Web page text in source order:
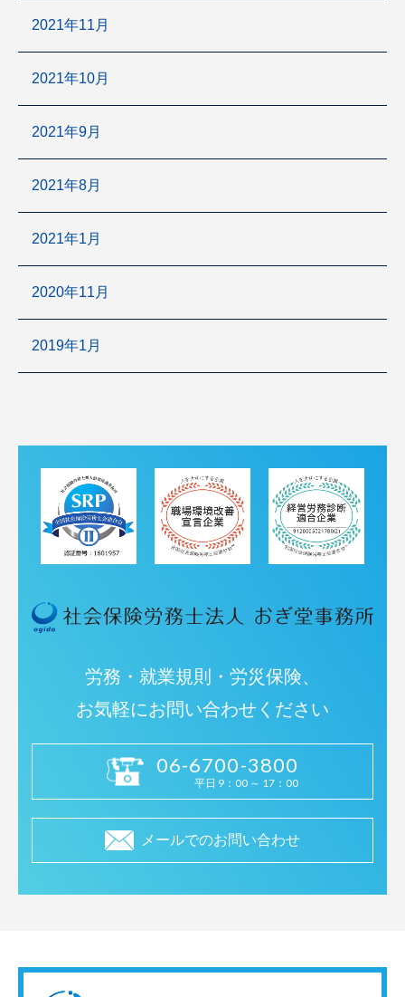
2021年11月
2021年10月
2021年9月
2021年8月
2021年1月
2020年11月
2019年1月
労務・就業規則・労災保険、
お気軽にお問い合わせください
06-6700-3800
平日 9：00 ～ 17：00
メールでのお問い合わせ